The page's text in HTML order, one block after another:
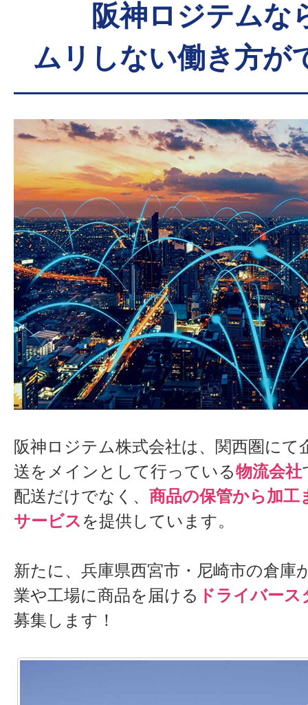
阪神ロジテムな
ムリしない働き方が
阪神ロジテム株式会社は、関西圏にて
送をメインとして行っている物流会社
配送だけでなく、 商品の保管から加工
サービスを提供しています。
新たに、兵庫県西宮市・尼崎市の倉庫
業や工場に商品を届ける ドライバー
募集します！